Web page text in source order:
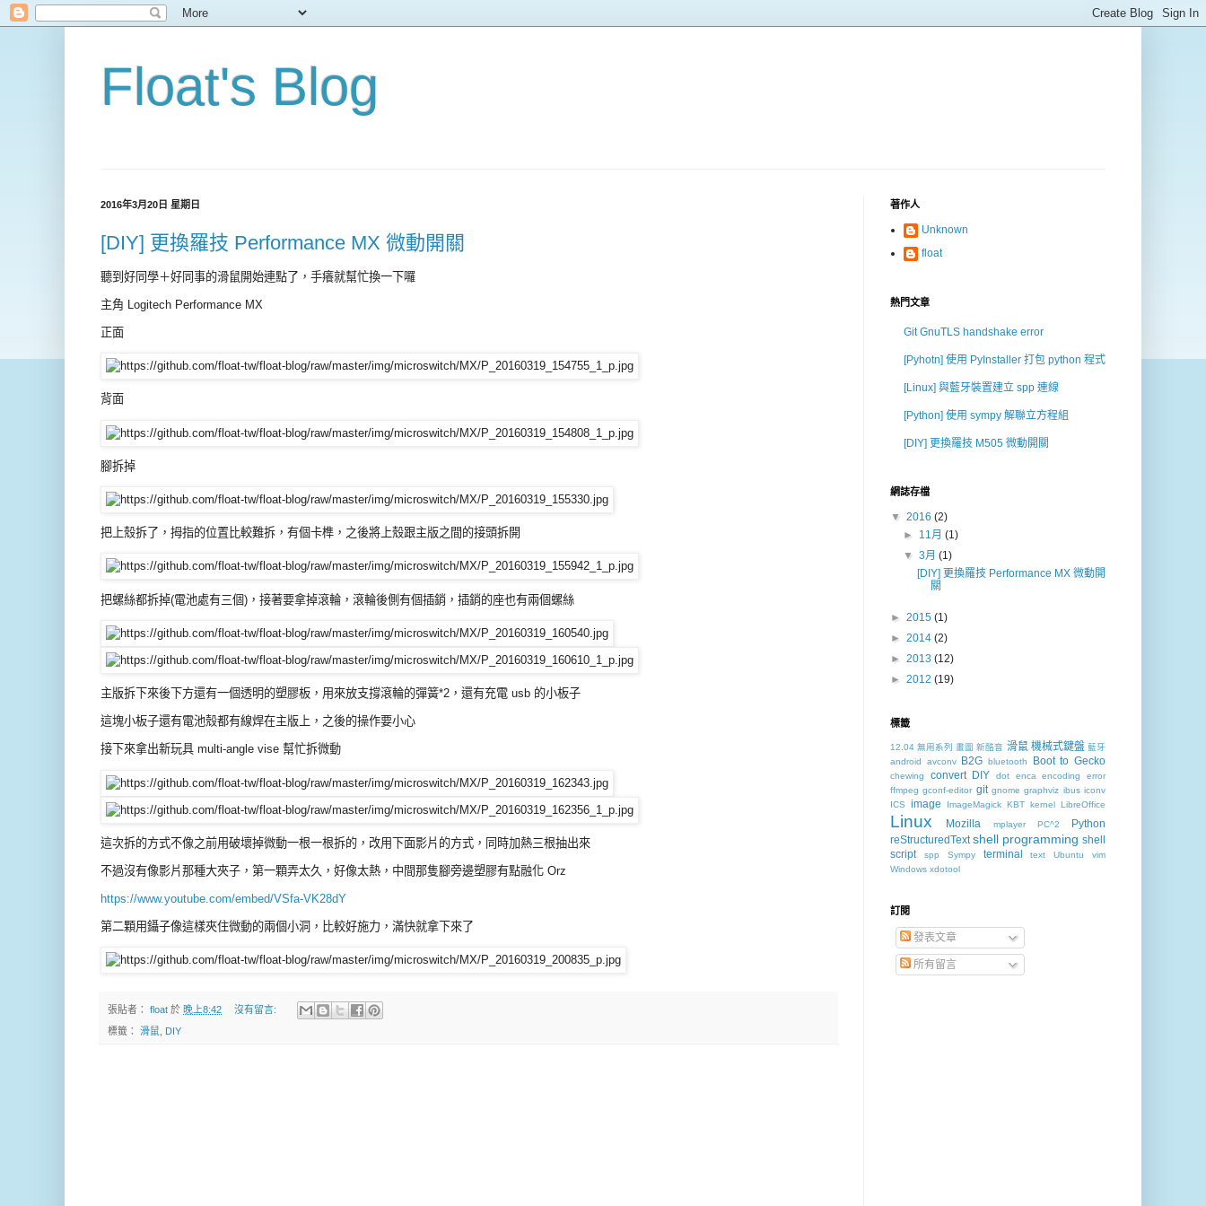
Float's Blog
2016年3月20日 星期日
[DIY] 更換羅技 Performance MX 微動開關
聽到好同學＋好同事的滑鼠開始連點了，手癢就幫忙換一下囉
主角 Logitech Performance MX
正面
背面
腳拆掉
把上殼拆了，拇指的位置比較難拆，有個卡榫，之後將上殼跟主版之間的接頭拆開
把螺絲都拆掉(電池處有三個)，接著要拿掉滾輪，滾輪後側有個插銷，插銷的座也有兩個螺絲
主版拆下來後下方還有一個透明的塑膠板，用來放支撐滾輪的彈簧*2，還有充電 usb 的小板子
這塊小板子還有電池殼都有線焊在主版上，之後的操作要小心
接下來拿出新玩具 multi-angle vise 幫忙拆微動
這次拆的方式不像之前用破壞掉微動一根一根拆的，改用下面影片的方式，同時加熱三根抽出來
不過沒有像影片那種大夾子，第一顆弄太久，好像太熱，中間那隻腳旁邊塑膠有點融化 Orz
https://www.youtube.com/embed/VSfa-VK28dY
第二顆用鑷子像這樣夾住微動的兩個小洞，比較好施力，滿快就拿下來了
張貼者： float 於 晚上8:42 沒有留言:
標籤： 滑鼠 DIY
著作人
Unknown
float
熱門文章
Git GnuTLS handshake error
[Pyhotn] 使用 PyInstaller 打包 python 程式
[Linux] 與藍牙裝置建立 spp 連線
[Python] 使用 sympy 解聯立方程組
[DIY] 更換羅技 M505 微動開關
網誌存檔
▼ 2016 (2)
► 11月(1)
▼3月(1)
[DIY] 更換羅技 Performance MX 微動開
關
► 2015 (1)
► 2014 (2)
► 2013 (12)
► 2012 (19)
標籤
12.04 無用系列 畫圖 新酷音 滑鼠 機械式鍵盤 藍牙
android
avconv B2G bluetooth Boot to Gecko
chewing convert DIY dot enca encoding
error
ffmpeg gconf-editor git gnome graphviz ibus iconv
ICS
image ImageMagick KBT kernel LibreOffice
Linux Mozilla mplayer PC^2
Python
reStructuredText shell programming shell
script
spp Sympy terminal text Ubuntu
vim
Windows xdotool
訂閱
發表文章
所有留言